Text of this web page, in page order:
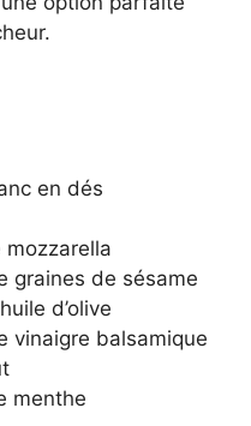
en dés
graines de sésame
d’olive
vinaigre balsamique
menthe